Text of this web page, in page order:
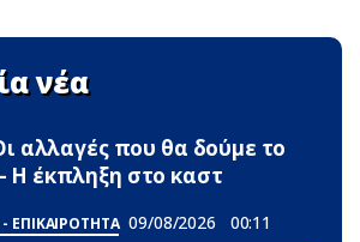
νέα
αλλαγές που θα δούμε το
Η έκπληξη στο καστ
- ΕΠΙΚΑΙΡΟΤΗΤΑ 09/08/2026 00:11